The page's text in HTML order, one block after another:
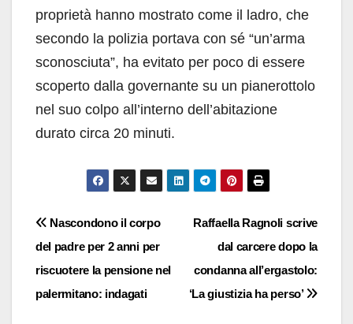
proprietà hanno mostrato come il ladro, che
secondo la polizia portava con sé “un’arma
sconosciuta”, ha evitato per poco di essere
scoperto dalla governante su un pianerottolo
nel suo colpo all’interno dell’abitazione
durato circa 20 minuti.
Navigazione
articoli
Raffaella Ragnoli scrive
dal carcere dopo la
condanna all’ergastolo:
‘La giustizia ha perso’
Nascondono il corpo
del padre per 2 anni per
riscuotere la pensione nel
palermitano: indagati